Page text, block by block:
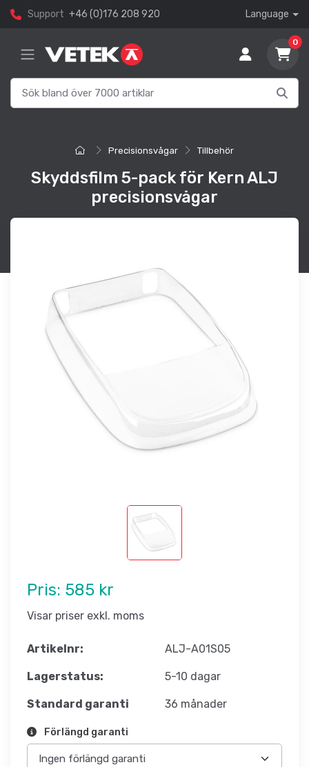
Support +46 (0)176 208 920 Language
0
Precisionsvågar Tillbehör
Skyddsfilm 5-pack för Kern ALJ
precisionsvågar
Pris: 585 kr
Visar priser exkl. moms
Artikelnr: ALJ-A01S05
Lagerstatus: 5-10 dagar
Standard garanti 36 månader
Förlängd garanti